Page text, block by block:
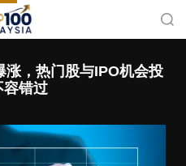
S
，热门股与IPO机会投
容错过